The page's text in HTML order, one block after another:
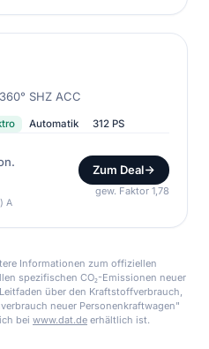
SHZ ACC
Automatik 312 PS
Zum Deal
gew. Faktor 1,78
A
Informationen zum offiziellen
spezifischen CO₂-Emissionen neuer
über den Kraftstoffverbrauch,
neuer Personenkraftwagen"
bei www.dat.de erhältlich ist.